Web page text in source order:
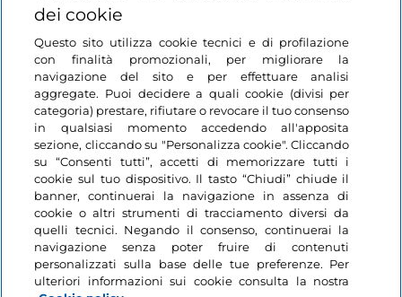
Restiamo in contatto
dei cookie
Questo sito utilizza cookie tecnici e di profilazione
con finalità promozionali, per migliorare la
navigazione del sito e per effettuare analisi
aggregate. Puoi decidere a quali cookie (divisi per
categoria) prestare, rifiutare o revocare il tuo consenso
in qualsiasi momento accedendo all'apposita
sezione, cliccando su "Personalizza cookie". Cliccando
su “Consenti tutti”, accetti di memorizzare tutti i
cookie sul tuo dispositivo. Il tasto “Chiudi” chiude il
banner, continuerai la navigazione in assenza di
cookie o altri strumenti di tracciamento diversi da
quelli tecnici. Negando il consenso, continuerai la
navigazione senza poter fruire di contenuti
personalizzati sulla base delle tue preferenze. Per
ulteriori informazioni sui cookie consulta la nostra